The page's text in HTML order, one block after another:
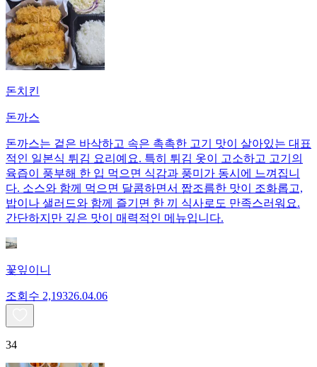
돈치킨
돈까스
돈까스는 겉은 바삭하고 속은 촉촉한 고기 맛이 살아있는 대표
적인 일본식 튀김 요리예요. 특히 튀김 옷이 고소하고 고기의
육즙이 풍부해 한 입 먹으면 식감과 풍미가 동시에 느껴집니
다. 소스와 함께 먹으면 달콤하면서 짭조름한 맛이 조화롭고,
밥이나 샐러드와 함께 즐기면 한 끼 식사로도 만족스러워요.
간단하지만 깊은 맛이 매력적인 메뉴입니다.
꽃잎이니
조회수 2,19326.04.06
34